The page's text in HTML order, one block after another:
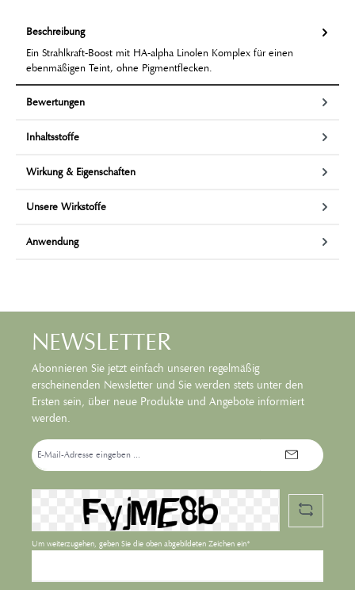
Beschreibung
Ein Strahlkraft-Boost mit HA-alpha Linolen Komplex für einen
ebenmäßigen Teint, ohne Pigmentflecken.
Bewertungen
Inhaltsstoffe
Wirkung & Eigenschaften
Unsere Wirkstoffe
Anwendung
NEWSLETTER
Abonnieren Sie jetzt einfach unseren regelmäßig
erscheinenden Newsletter und Sie werden stets unter den
Ersten sein, über neue Produkte und Angebote informiert
werden.
E-
Mail-
Adresse*
Um weiterzugehen, geben Sie die oben abgebildeten Zeichen ein*